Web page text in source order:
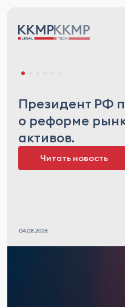
Президент РФ
о реформе
активов.
Читать новость